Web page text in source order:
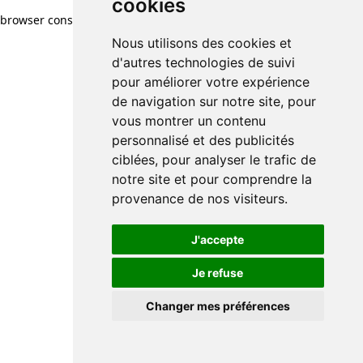
cookies
Nous utilisons des cookies et
d'autres technologies de suivi
pour améliorer votre expérience
de navigation sur notre site, pour
vous montrer un contenu
personnalisé et des publicités
ciblées, pour analyser le trafic de
notre site et pour comprendre la
provenance de nos visiteurs.
J'accepte
Je refuse
Changer mes préférences
browser console for more information)